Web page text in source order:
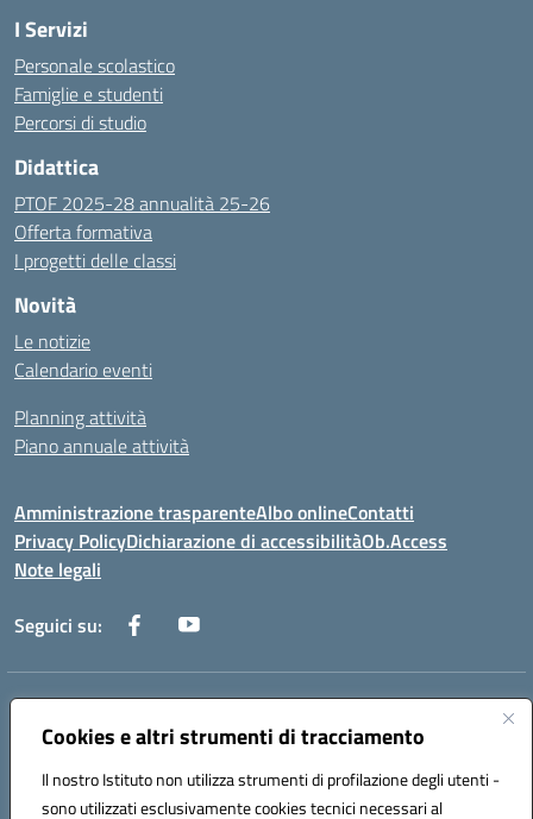
Cookies e altri strumenti di tracciamento
Il nostro Istituto non utilizza strumenti di profilazione degli utenti -
sono utilizzati esclusivamente cookies tecnici necessari al
I Servizi
Personale scolastico
Famiglie e studenti
Percorsi di studio
Didattica
PTOF 2025-28 annualità 25-26
Offerta formativa
I progetti delle classi
Novità
Le notizie
Calendario eventi
Planning attività
Piano annuale attività
Amministrazione trasparenteAlbo onlineContatti
Privacy PolicyDichiarazione di accessibilitàOb.Access
Note legali
Seguici su:
Indirizzo:
Centralino:0733/815931 - 0733/784180
Posta elettronica certificata (PEC):MCIS00200P@pec.istruzione.it